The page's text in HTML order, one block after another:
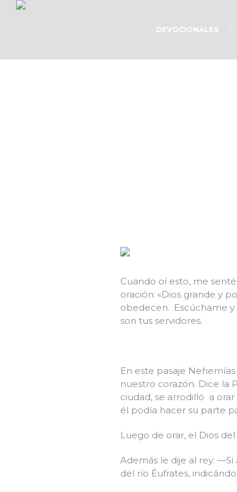
DEVOCIONALES
Cuando oí esto, me
oración: «Dios grande y
obedecen. Escúchame
son tus servidores.
En este pasaje
nuestro corazón. Dice la
ciudad, se arrodilló a
él podía hacer su parte
Luego de orar, el Dios
Además le dije al rey:
del río Éufrates,